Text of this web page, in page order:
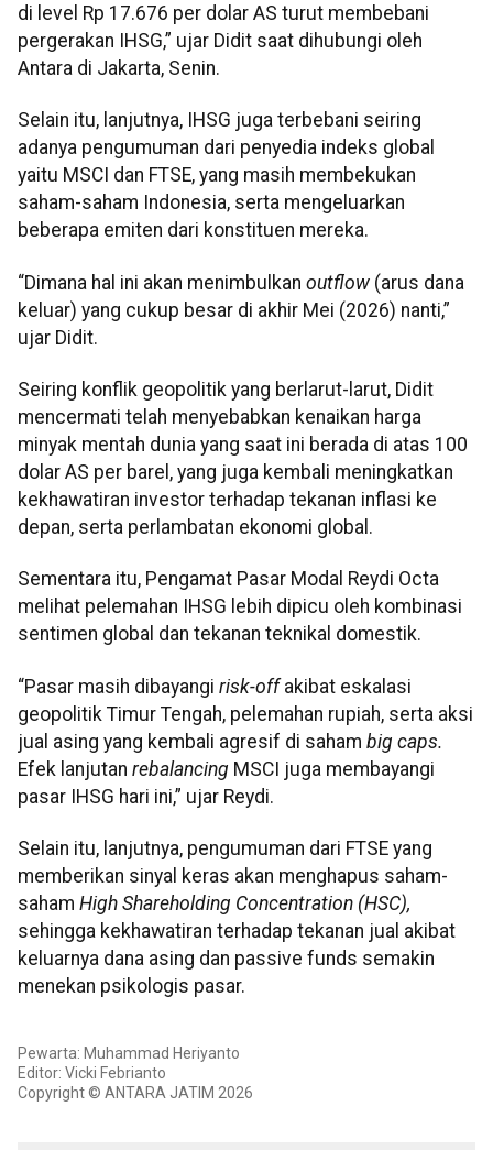
di level Rp 17.676 per dolar AS turut membebani
pergerakan IHSG,” ujar Didit saat dihubungi oleh
Antara di Jakarta, Senin.
Selain itu, lanjutnya, IHSG juga terbebani seiring
adanya pengumuman dari penyedia indeks global
yaitu MSCI dan FTSE, yang masih membekukan
saham-saham Indonesia, serta mengeluarkan
beberapa emiten dari konstituen mereka.
“Dimana hal ini akan menimbulkan outflow (arus dana
keluar) yang cukup besar di akhir Mei (2026) nanti,”
ujar Didit.
Seiring konflik geopolitik yang berlarut-larut, Didit
mencermati telah menyebabkan kenaikan harga
minyak mentah dunia yang saat ini berada di atas 100
dolar AS per barel, yang juga kembali meningkatkan
kekhawatiran investor terhadap tekanan inflasi ke
depan, serta perlambatan ekonomi global.
Sementara itu, Pengamat Pasar Modal Reydi Octa
melihat pelemahan IHSG lebih dipicu oleh kombinasi
sentimen global dan tekanan teknikal domestik.
“Pasar masih dibayangi risk-offakibat eskalasi
geopolitik Timur Tengah, pelemahan rupiah, serta aksi
jual asing yang kembali agresif di saham big caps.
Efek lanjutan rebalancing MSCI juga membayangi
pasar IHSG hari ini,” ujar Reydi.
Selain itu, lanjutnya, pengumuman dari FTSE yang
memberikan sinyal keras akan menghapus saham-
saham High Shareholding Concentration (HSC),
sehingga kekhawatiran terhadap tekanan jual akibat
keluarnya dana asing dan passive funds semakin
menekan psikologis pasar.
Pewarta: Muhammad Heriyanto
Editor: Vicki Febrianto
Copyright © ANTARA JATIM 2026